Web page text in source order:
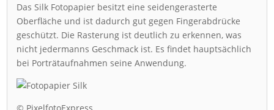
Das Silk Fotopapier besitzt eine seidengerasterte
Oberfläche und ist dadurch gut gegen Fingerabdrücke
geschützt. Die Rasterung ist deutlich zu erkennen, was
nicht jedermanns Geschmack ist. Es findet hauptsächlich
bei Porträtaufnahmen seine Anwendung.